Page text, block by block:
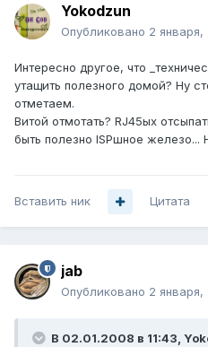
Yokodzun
Опубликовано 2 января,
Интересно другое, что
утащить полезного домой? Ну
отметаем.
Витой отмотать? RJ45ых
быть полезно ISPшное железо...
Вставить ник Цитата
jab
Опубликовано 2 января,
В 02.01.2008 в 11:43,